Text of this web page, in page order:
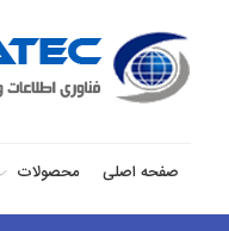
صفحه اصلی محصولات